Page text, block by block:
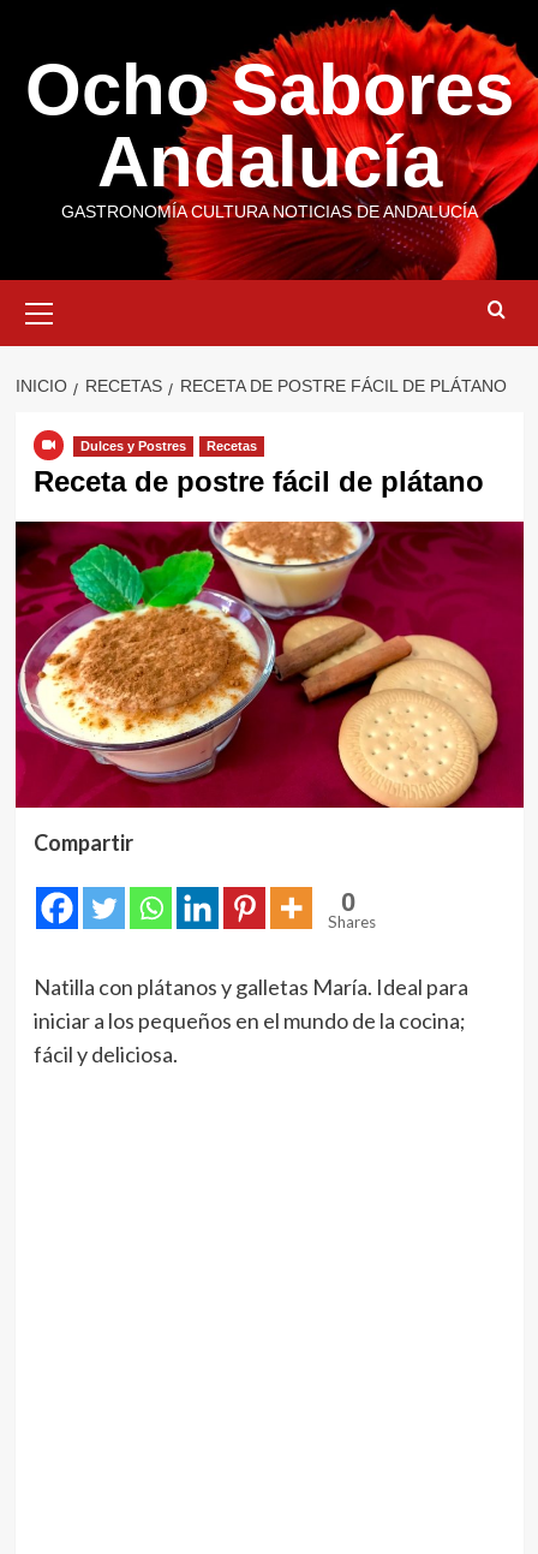
contenido
Ocho Sabores
Andalucía
GASTRONOMÍA CULTURA NOTICIAS DE ANDALUCÍA
primario
INICIO RECETAS RECETA DE POSTRE FÁCIL DE PLÁTANO
Dulces y Postres Recetas
Receta de postre fácil de plátano
Compartir
0
Shares
Natilla con plátanos y galletas María. Ideal para
iniciar a los pequeños en el mundo de la cocina;
fácil y deliciosa.